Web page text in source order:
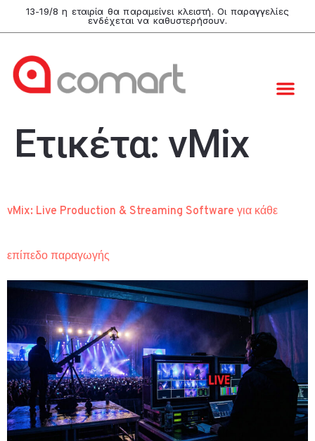
13-19/8 η εταιρία θα παραμείνει κλειστή. Οι παραγγελίες
ενδέχεται να καθυστερήσουν.
Ετικέτα:vMix
vMix: Live Production & Streaming Software για κάθε
επίπεδο παραγωγής